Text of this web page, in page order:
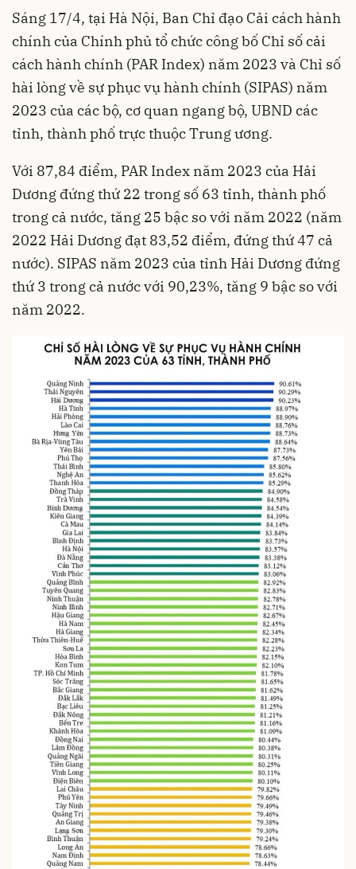
Sáng 17/4, tại Hà Nội, Ban Chỉ đạo Cải cách hành
chính của Chính phủ tổ chức công bố Chỉ số cải
cách hành chính (PAR Index) năm 2023 và Chỉ số
hài lòng về sự phục vụ hành chính (SIPAS) năm
2023 của các bộ, cơ quan ngang bộ, UBND các
tỉnh, thành phố trực thuộc Trung ương.
Với 87,84 điểm, PAR Index năm 2023 của Hải
Dương đứng thứ 22 trong số 63 tỉnh, thành phố
trong cả nước, tăng 25 bậc so với năm 2022 (năm
2022 Hải Dương đạt 83,52 điểm, đứng thứ 47 cả
nước). SIPAS năm 2023 của tỉnh Hải Dương đứng
thứ 3 trong cả nước với 90,23%, tăng 9 bậc so với
năm 2022.